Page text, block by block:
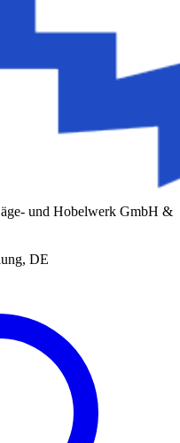
und Hobelwerk GmbH &
DE